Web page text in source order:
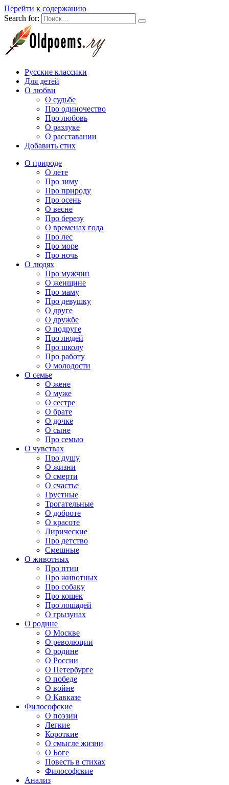
Перейти к содержанию
Search for:
Русские классики
Для детей
О любви
О судьбе
Про одиночество
Про любовь
О разлуке
О расставании
Добавить стих
О природе
О лете
Про зиму
Про природу
Про осень
О весне
Про березу
О временах года
Про лес
Про море
Про ночь
О людях
Про мужчин
О женщине
Про маму
Про девушку
О друге
О дружбе
О подруге
Про людей
Про школу
Про работу
О молодости
О семье
О жене
О муже
О сестре
О брате
О дочке
О сыне
Про семью
О чувствах
Про душу
О жизни
О смерти
О счастье
Грустные
Трогательные
О доброте
О красоте
Лирические
Про детство
Смешные
О животных
Про птиц
Про животных
Про собаку
Про кошек
Про лошадей
О грызунах
О родине
О Москве
О революции
О родине
О России
О Петербурге
О победе
О войне
О Кавказе
Философские
О поэзии
Легкие
Короткие
О смысле жизни
О Боге
Повесть в стихах
Философские
Анализ